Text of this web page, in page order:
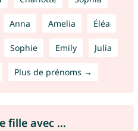
Anna Amelia Éléa
Sophie Emily Julia
Plus de prénoms →
fille avec ...